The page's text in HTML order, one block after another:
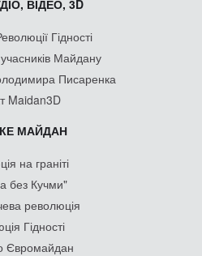
ВІДЕО, 3D
Гідності
Майдану
Писаренка
Maidan3D
МАЙДАН
на граніті
без Кучми"
революція
Гідності
Євромайдан